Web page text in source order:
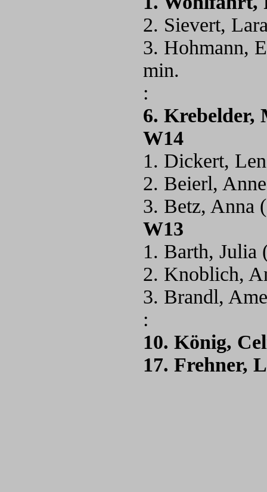
2. Sievert,
3. Hohmann,
min.
:
6. Krebelder,
W14
1. Dickert,
2. Beierl,
3. Betz, Anna
W13
1. Barth,
2. Knoblich,
3. Brandl,
:
10. König,
17. Frehner,